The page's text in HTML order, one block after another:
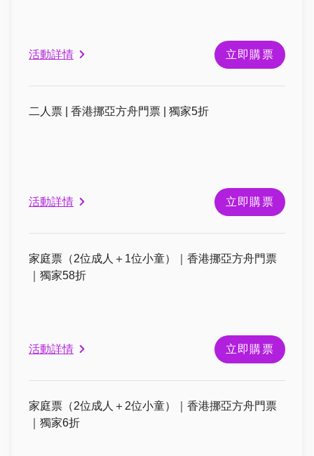
活動詳情 立即購票
二人票 | 香港挪亞方舟門票 | 獨家5折
活動詳情 立即購票
家庭票（2位成人＋1位小童）｜香港挪亞方舟門票
｜獨家58折
活動詳情 立即購票
家庭票（2位成人＋2位小童）｜香港挪亞方舟門票
｜獨家6折